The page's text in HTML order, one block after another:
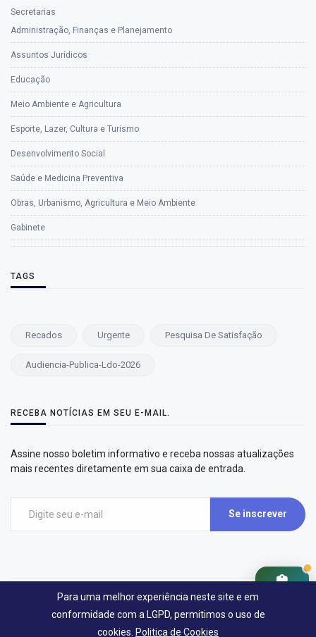
Secretarias
Administração, Finanças e Planejamento
Assuntos Jurídicos
Educação
Meio Ambiente e Agricultura
Esporte, Lazer, Cultura e Turismo
Desenvolvimento Social
Saúde e Medicina Preventiva
Obras, Urbanismo, Agricultura e Meio Ambiente
Gabinete
TAGS
Recados Urgente Pesquisa De Satisfação
Audiencia-Publica-Ldo-2026
RECEBA NOTÍCIAS EM SEU E-MAIL.
Assine nosso boletim informativo e receba nossas atualizações
mais recentes diretamente em sua caixa de entrada.
Se inscrever
©2026 LastMining Soluções Digitais - Governo de Santa Cruz Da Esperança
Desenvolvido por LastMining Soluções Digitais | Santa Cruz da Esperança
Para uma melhor experiência neste site e em
conformidade com a LGPD, permitimos o uso de
cookies. Politica de Cookies